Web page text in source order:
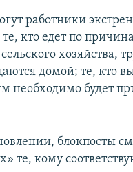
работники
кто едет по
хозяйства,
домой; те, кто
необходимо будет
блокпосты
те, кому